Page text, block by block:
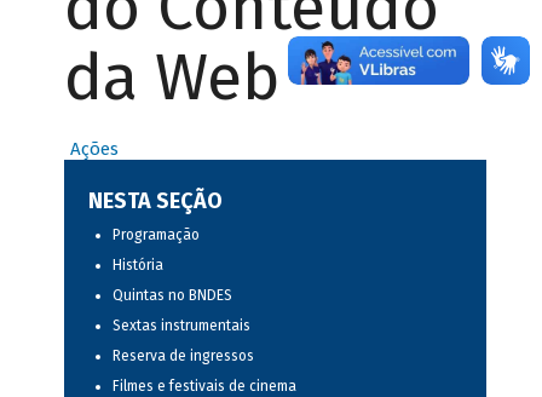
da Web
Ações
NESTA SEÇÃO
Programação
História
Quintas no BNDES
Sextas instrumentais
Reserva de ingressos
Filmes e festivais de cinema